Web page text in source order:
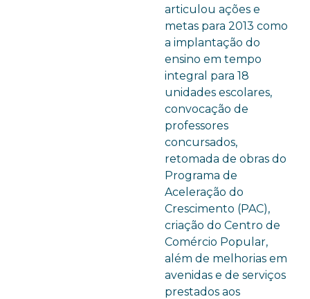
articulou ações e
metas para 2013 como
a implantação do
ensino em tempo
integral para 18
unidades escolares,
convocação de
professores
concursados,
retomada de obras do
Programa de
Aceleração do
Crescimento (PAC),
criação do Centro de
Comércio Popular,
além de melhorias em
avenidas e de serviços
prestados aos